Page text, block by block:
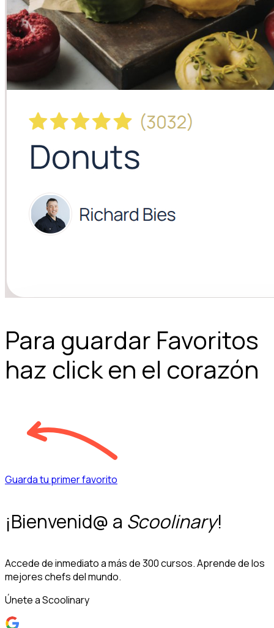
Para guardar Favoritos
haz click en el corazón
Guarda tu primer favorito
¡Bienvenid@ a Scoolinary!
Accede de inmediato a más de 300 cursos. Aprende de los
mejores chefs del mundo.
Únete a Scoolinary